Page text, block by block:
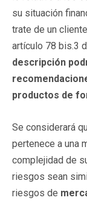
su situación
trate de un
artículo 78 bis.3
descripción
productos de
Se considerará
pertenece a una
complejidad de
riesgos sean
riesgos de